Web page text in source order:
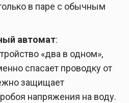
в паре с обычным
автомат:
«два в одном»,
спасает проводку от
защищает
напряжения на воду.